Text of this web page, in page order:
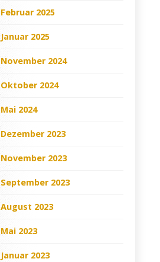
Februar 2025
Januar 2025
November 2024
Oktober 2024
Mai 2024
Dezember 2023
November 2023
September 2023
August 2023
Mai 2023
Januar 2023